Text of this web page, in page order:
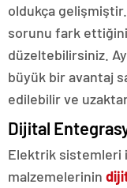
oldukça
sorunu fark
düzeltebilirsiniz.
büyük bir avantaj
edilebilir ve
Dijital
Elektrik sistemleri
malzemelerinin